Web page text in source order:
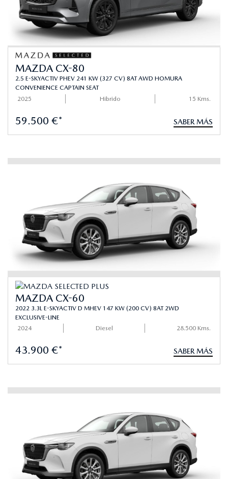
MAZDA CX-80
2.5 E-SKYACTIV PHEV 241 KW (327 CV) 8AT AWD HOMURA
CONVENIENCE CAPTAIN SEAT
2025
Hibrido 15 Kms.
59.500 €* SABER MÁS
MAZDA CX-60
2022 3.3L E-SKYACTIV D MHEV 147 KW (200 CV) 8AT 2WD
EXCLUSIVE-LINE
2024
Diesel 28.500 Kms.
43.900 €* SABER MÁS